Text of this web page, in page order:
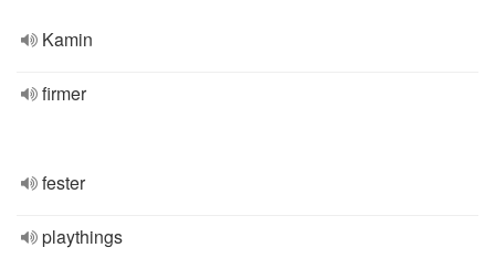
Kamin
firmer
fester
playthings